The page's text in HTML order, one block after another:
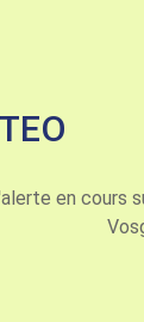
en cours